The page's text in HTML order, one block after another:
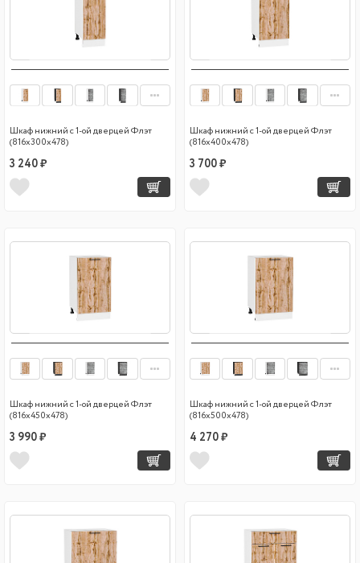
Шкаф нижний с 1-ой дверцей Флэт
(816х300х478)
3 240 ₽
Шкаф нижний с 1-ой дверцей Флэт
(816х400х478)
3 700 ₽
Шкаф нижний с 1-ой дверцей Флэт
(816х450х478)
3 990 ₽
Шкаф нижний с 1-ой дверцей Флэт
(816х500х478)
4 270 ₽